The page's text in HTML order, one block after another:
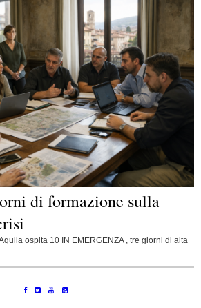
di formazione sulla
ospita 10 IN EMERGENZA , tre giorni di alta